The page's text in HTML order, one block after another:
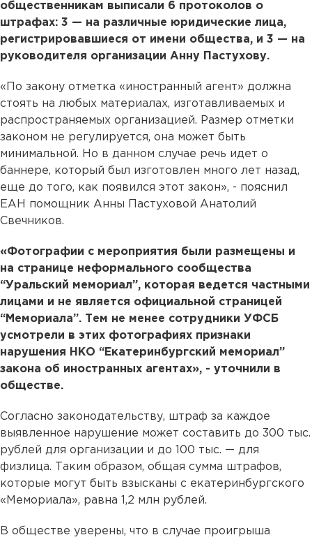
общественникам выписали 6 протоколов о
штрафах: 3 — на различные юридические лица,
регистрировавшиеся от имени общества, и 3 — на
руководителя организации Анну Пастухову.
«По закону отметка «иностранный агент» должна
стоять на любых материалах, изготавливаемых и
распространяемых организацией. Размер отметки
законом не регулируется, она может быть
минимальной. Но в данном случае речь идет о
баннере, который был изготовлен много лет назад,
еще до того, как появился этот закон», - пояснил
ЕАН помощник Анны Пастуховой Анатолий
Свечников.
«Фотографии с мероприятия были размещены и
на странице неформального сообщества
“Уральский мемориал”, которая ведется частными
лицами и не является официальной страницей
“Мемориала”. Тем не менее сотрудники УФСБ
усмотрели в этих фотографиях признаки
нарушения НКО “Екатеринбургский мемориал”
закона об иностранных агентах», - уточнили в
обществе.
Согласно законодательству, штраф за каждое
выявленное нарушение может составить до 300 тыс.
рублей для организации и до 100 тыс. — для
физлица. Таким образом, общая сумма штрафов,
которые могут быть взысканы с екатеринбургского
«Мемориала», равна 1,2 млн рублей.
В обществе уверены, что в случае проигрыша